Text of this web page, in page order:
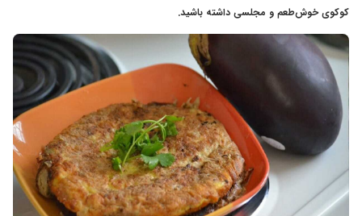
کوکوی خوش‌طعم و مجلسی داشته باشید.